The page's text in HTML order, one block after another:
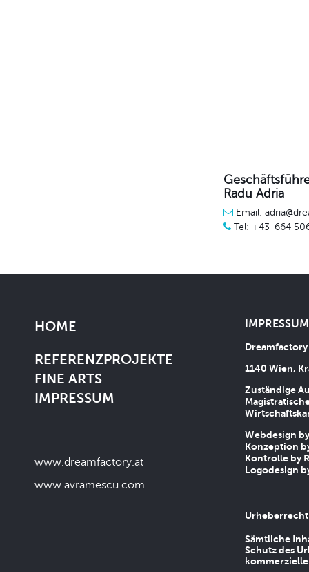
Radu Adria
Email:
Tel: +43-664
HOME
REFERENZPROJEKTE
FINE ARTS
IMPRESSUM
www.dreamfactory.at
www.avramescu.com
1140 Wien,
Zuständige
Webdesign
Konzeption
Kontrolle by
Logodesign
Urheberrecht
Sämtliche
Schutz des